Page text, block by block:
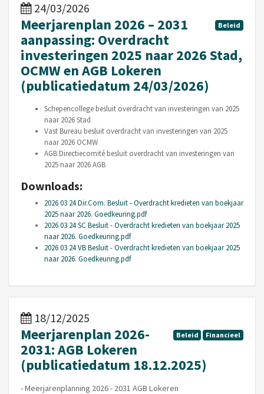
24/03/2026
Beleid
Meerjarenplan 2026 – 2031
aanpassing: Overdracht
investeringen 2025 naar 2026 Stad,
OCMW en AGB Lokeren
(publicatiedatum 24/03/2026)
Schepencollege besluit overdracht van investeringen van 2025
naar 2026 Stad
Vast Bureau besluit overdracht van investeringen van 2025
naar 2026 OCMW
AGB Directiecomité besluit overdracht van investeringen van
2025 naar 2026 AGB
Downloads:
2026 03 24 Dir.Com. Besluit - Overdracht kredieten van boekjaar
2025 naar 2026. Goedkeuring.pdf
2026 03 24 SC Besluit - Overdracht kredieten van boekjaar 2025
naar 2026. Goedkeuring.pdf
2026 03 24 VB Besluit - Overdracht kredieten van boekjaar 2025
naar 2026. Goedkeuring.pdf
18/12/2025
Beleid Financieel
Meerjarenplan 2026-
2031: AGB Lokeren
(publicatiedatum 18.12.2025)
- Meerjarenplanning 2026 - 2031 AGB Lokeren